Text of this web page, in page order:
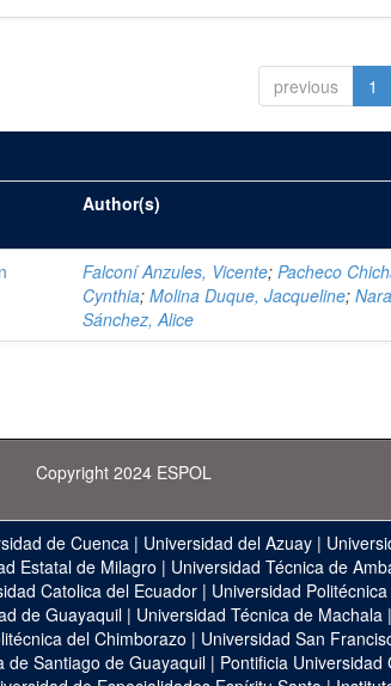
previous 1
Author(s)
Falconí Anzules, Vicente;Pacheco
Cynthia;Molina Duque, Jacqueline;
Sánchez, Alice
Copyright 2024 ESPOL
de Cuenca | Universidad del Azuay |
Estatal de Milagro | Universidad Técnica de
Catolica del Ecuador| Universidad
de Guayaquil | Universidad Técnica de Machala
del Chimborazo | Universidad San
de Santiago de Guayaquil | Pontificia